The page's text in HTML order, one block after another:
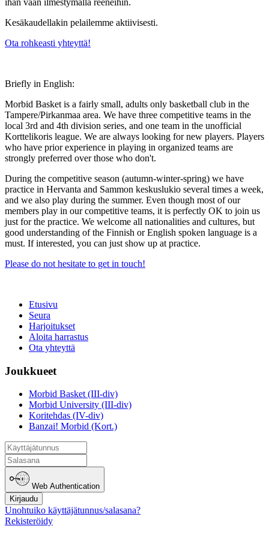
Kesäkaudellakin pelailemme aktiivisesti.
Ota rohkeasti yhteyttä!
Briefly in English:
Morbid Basket is a fairly small, adults only basketball club in the
Tampere/Pirkanmaa area. We have three competitive teams in the
local 3rd and 4th division series, and one team in the unofficial
Korttelikoris league. We are always looking for new players. Players
who have prior experience in playing in organized teams are
strongly preferred over those who don't.
During the competitive season (autumn-winter-spring) we have
practice in Hervanta and Sammon keskuslukio several times a week,
and we also play during the summer. Even though most of our
members play in our competitive teams, it is perfectly OK to join us
just for the practice. We welcome all nationalities and cultures, but
good understanding of the Finnish or English spoken language is a
must. If interested, you can just show up at practice.
Please do not hesitate to get in touch!
Etusivu
Seura
Harjoitukset
Aloita harrastus
Ota yhteyttä
Joukkueet
Morbid Basket (III-div)
Morbid University (III-div)
Koritehdas (IV-div)
Banzai! Morbid (Kort.)
Web Authentication
Kirjaudu
Unohtuiko käyttäjätunnus/salasana?
Rekisteröidy